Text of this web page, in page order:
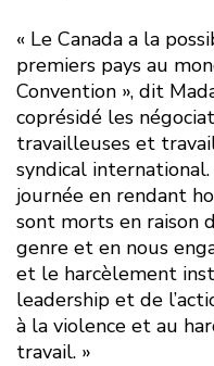
« Le Canada a la
premiers pays au
Convention », dit
coprésidé les
travailleuses et
syndical
journée en rendant
sont morts en raison
genre et en nous
et le harcèlement
leadership et de
à la violence et au
travail. »